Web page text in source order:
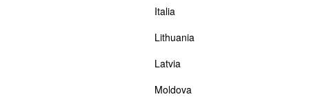
Italia
Lithuania
Latvia
Moldova